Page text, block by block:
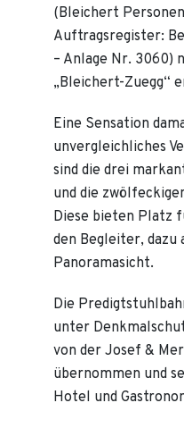
(Bleichert
Auftragsregister:
– Anlage Nr. 3060)
„Bleichert-Zuegg“
Eine Sensation
unvergleichliches
sind die drei
und die
Diese bieten Platz
den Begleiter, dazu
Panoramasicht.
Die
unter
von der Josef &
übernommen und
Hotel und